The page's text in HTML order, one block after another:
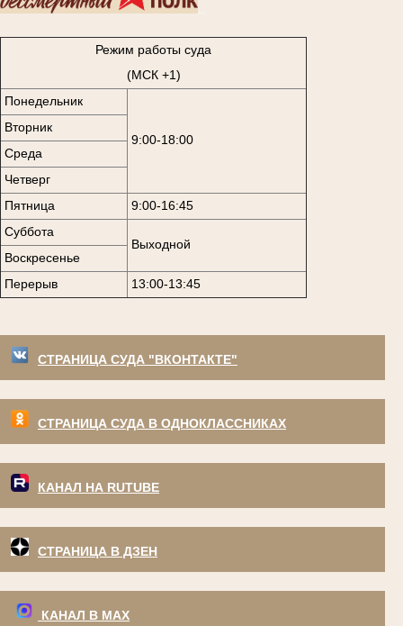
Режим работы суда
(МСК +1)
Понедельник
9:00-18:00
Вторник
Среда
Четверг
Пятница
9:00-16:45
Суббота
Выходной
Воскресенье
Перерыв
13:00-13:45
СТРАНИЦА СУДА "ВКОНТАКТЕ"
СТРАНИЦА СУДА В ОДНОКЛАССНИКАХ
КАНАЛ НА RUTUBE
СТРАНИЦА В ДЗЕН
КАНАЛ В МАХ